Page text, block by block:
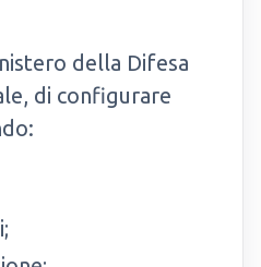
della Difesa
di configurare